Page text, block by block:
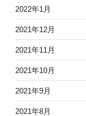
2022年1月
2021年12月
2021年11月
2021年10月
2021年9月
2021年8月